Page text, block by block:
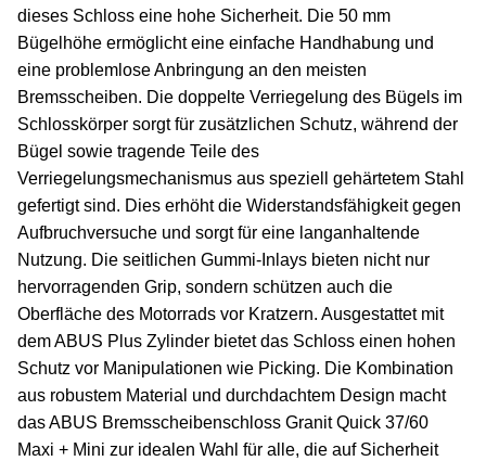
dieses Schloss eine hohe Sicherheit. Die 50 mm
Bügelhöhe ermöglicht eine einfache Handhabung und
eine problemlose Anbringung an den meisten
Bremsscheiben. Die doppelte Verriegelung des Bügels im
Schlosskörper sorgt für zusätzlichen Schutz, während der
Bügel sowie tragende Teile des
Verriegelungsmechanismus aus speziell gehärtetem Stahl
gefertigt sind. Dies erhöht die Widerstandsfähigkeit gegen
Aufbruchversuche und sorgt für eine langanhaltende
Nutzung. Die seitlichen Gummi-Inlays bieten nicht nur
hervorragenden Grip, sondern schützen auch die
Oberfläche des Motorrads vor Kratzern. Ausgestattet mit
dem ABUS Plus Zylinder bietet das Schloss einen hohen
Schutz vor Manipulationen wie Picking. Die Kombination
aus robustem Material und durchdachtem Design macht
das ABUS Bremsscheibenschloss Granit Quick 37/60
Maxi + Mini zur idealen Wahl für alle, die auf Sicherheit